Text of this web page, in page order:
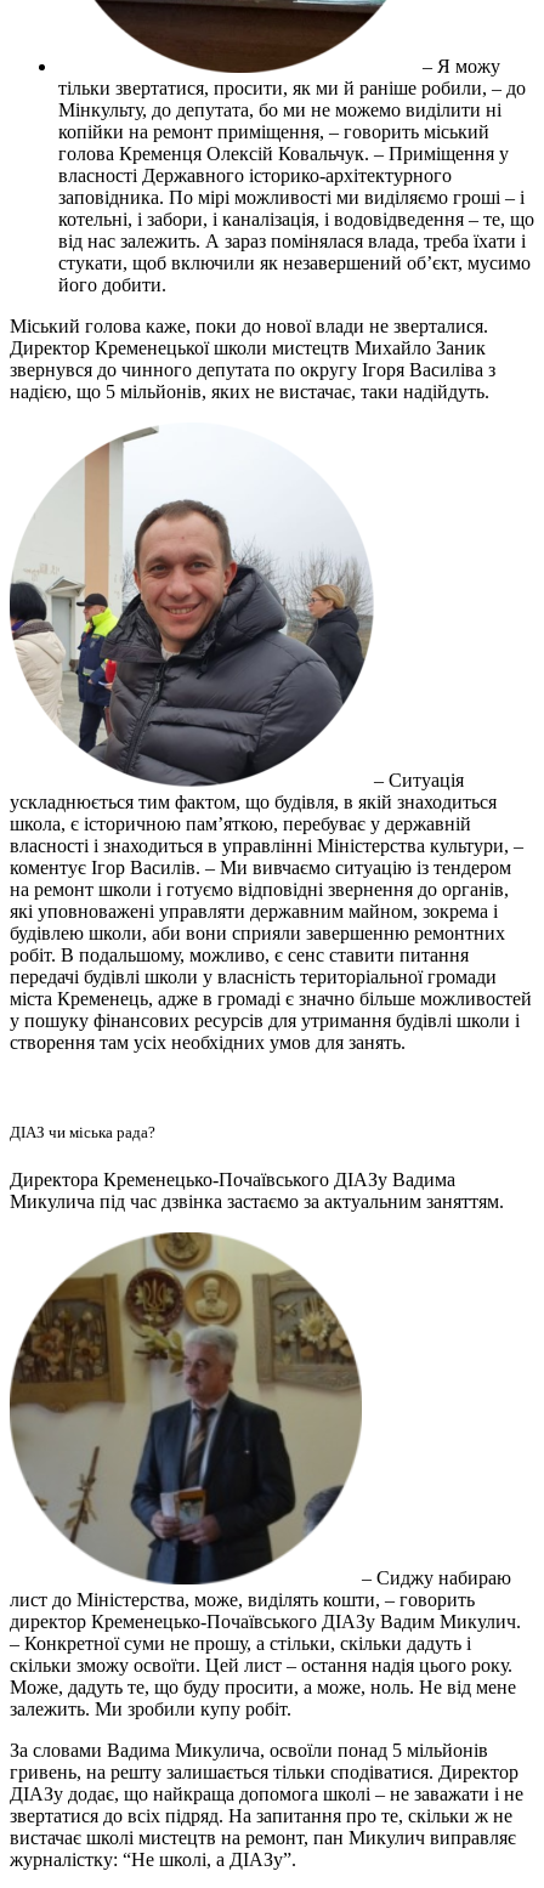
– Я можу
тільки звертатися, просити, як ми й раніше робили, – до
Мінкульту, до депутата, бо ми не можемо виділити ні
копійки на ремонт приміщення, – говорить міський
голова Кременця Олексій Ковальчук. – Приміщення у
власності Державного історико-архітектурного
заповідника. По мірі можливості ми виділяємо гроші – і
котельні, і забори, і каналізація, і водовідведення – те, що
від нас залежить. А зараз помінялася влада, треба їхати і
стукати, щоб включили як незавершений об’єкт, мусимо
його добити.
Міський голова каже, поки до нової влади не зверталися.
Директор Кременецької школи мистецтв Михайло Заник
звернувся до чинного депутата по округу Ігоря Василіва з
надією, що 5 мільйонів, яких не вистачає, таки надійдуть.
– Ситуація
ускладнюється тим фактом, що будівля, в якій знаходиться
школа, є історичною пам’яткою, перебуває у державній
власності і знаходиться в управлінні Міністерства культури, –
коментує Ігор Василів. – Ми вивчаємо ситуацію із тендером
на ремонт школи і готуємо відповідні звернення до органів,
які уповноважені управляти державним майном, зокрема і
будівлею школи, аби вони сприяли завершенню ремонтних
робіт. В подальшому, можливо, є сенс ставити питання
передачі будівлі школи у власність територіальної громади
міста Кременець, адже в громаді є значно більше можливостей
у пошуку фінансових ресурсів для утримання будівлі школи і
створення там усіх необхідних умов для занять.
ДІАЗ чи міська рада?
Директора Кременецько-Почаївського ДІАЗу Вадима
Микулича під час дзвінка застаємо за актуальним заняттям.
– Сиджу набираю
лист до Міністерства, може, виділять кошти, – говорить
директор Кременецько-Почаївського ДІАЗу Вадим Микулич.
– Конкретної суми не прошу, а стільки, скільки дадуть і
скільки зможу освоїти. Цей лист – остання надія цього року.
Може, дадуть те, що буду просити, а може, ноль. Не від мене
залежить. Ми зробили купу робіт.
За словами Вадима Микулича, освоїли понад 5 мільйонів
гривень, на решту залишається тільки сподіватися. Директор
ДІАЗу додає, що найкраща допомога школі – не заважати і не
звертатися до всіх підряд. На запитання про те, скільки ж не
вистачає школі мистецтв на ремонт, пан Микулич виправляє
журналістку: “Не школі, а ДІАЗу”.